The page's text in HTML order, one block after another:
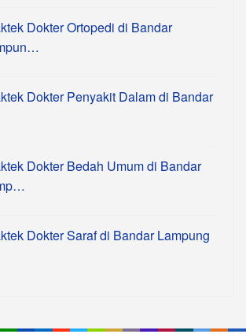
Dokter Ortopedi di Bandar
Dokter Penyakit Dalam di Bandar
Dokter Bedah Umum di Bandar
Dokter Saraf di Bandar Lampung